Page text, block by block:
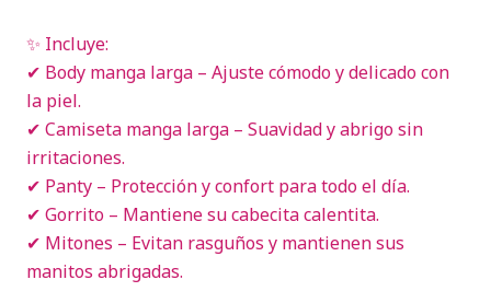
✨ Incluye:
✔ Body manga larga – Ajuste cómodo y delicado con
la piel.
✔ Camiseta manga larga – Suavidad y abrigo sin
irritaciones.
✔ Panty – Protección y confort para todo el día.
✔ Gorrito – Mantiene su cabecita calentita.
✔ Mitones – Evitan rasguños y mantienen sus
manitos abrigadas.